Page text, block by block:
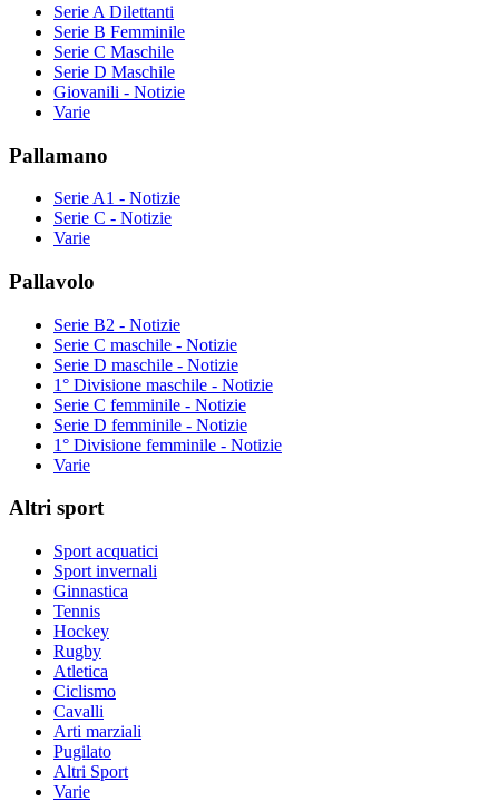
Serie A Dilettanti
Serie B Femminile
Serie C Maschile
Serie D Maschile
Giovanili - Notizie
Varie
Pallamano
Serie A1 - Notizie
Serie C - Notizie
Varie
Pallavolo
Serie B2 - Notizie
Serie C maschile - Notizie
Serie D maschile - Notizie
1° Divisione maschile - Notizie
Serie C femminile - Notizie
Serie D femminile - Notizie
1° Divisione femminile - Notizie
Varie
Altri sport
Sport acquatici
Sport invernali
Ginnastica
Tennis
Hockey
Rugby
Atletica
Ciclismo
Cavalli
Arti marziali
Pugilato
Altri Sport
Varie